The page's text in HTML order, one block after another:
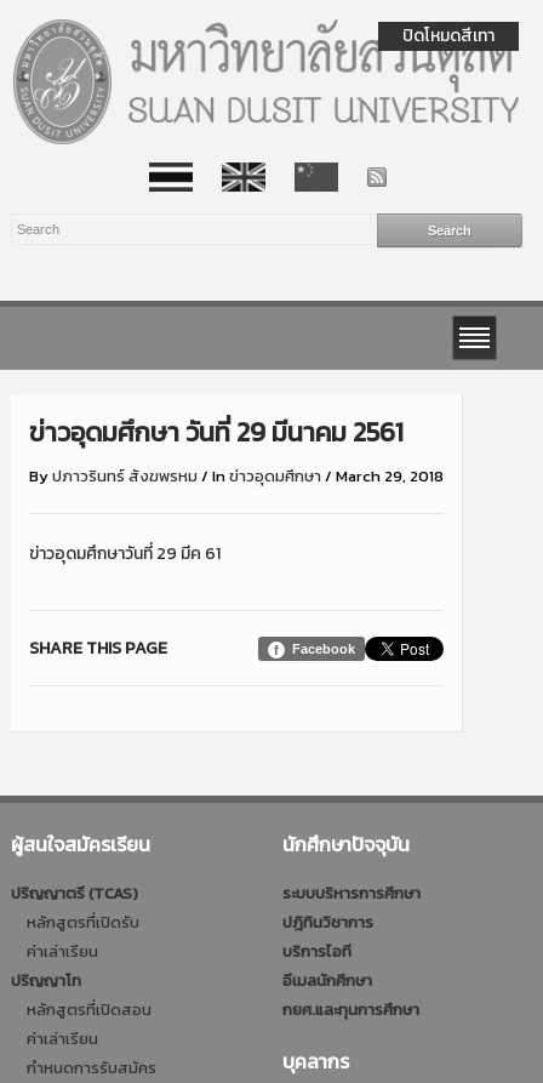
ข่าวอุดมศึกษา วันที่ 29 มีนาคม 2561
Byปภาวรินทร์ สังฆพรหม / Inข่าวอุดมศึกษา/ March 29, 2018
ข่าวอุดมศึกษาวันที่ 29 มีค 61
Facebook
SHARE THIS PAGE
ผู้สนใจสมัครเรียน
ปริญญาตรี (TCAS)
หลักสูตรที่เปิดรับ
ค่าเล่าเรียน
ปริญญาโท
หลักสูตรที่เปิดสอน
ค่าเล่าเรียน
กำหนดการรับสมัคร
นักศึกษาปัจจุบัน
ระบบบริหารการศึกษา
ปฎิทินวิชาการ
บริการไอที
อีเมลนักศึกษา
กยศ.และทุนการศึกษา
บุคลากร
ปิดโหมดสีเทา